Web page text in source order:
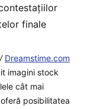
finale
/ Dreamstime.com
imagini stock
cât mai
posibilitatea